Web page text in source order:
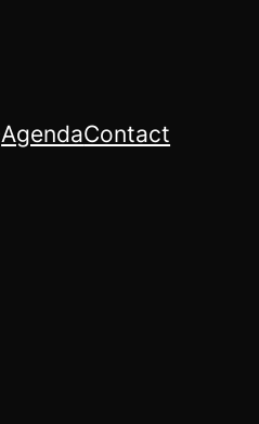
AgendaContact